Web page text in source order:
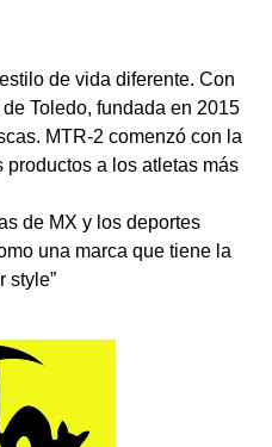
de vida diferente. Con
Toledo, fundada en 2015
MTR-2 comenzó con la
a los atletas más
de MX y los deportes
una marca que tiene la
style”